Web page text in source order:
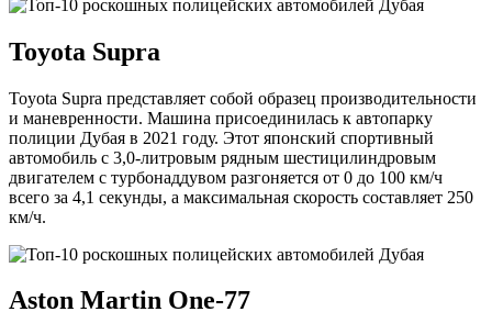
Toyota Supra
Toyota Supra представляет собой образец производительности
и маневренности. Машина присоединилась к автопарку
полиции Дубая в 2021 году. Этот японский спортивный
автомобиль с 3,0-литровым рядным шестицилиндровым
двигателем с турбонаддувом разгоняется от 0 до 100 км/ч
всего за 4,1 секунды, а максимальная скорость составляет 250
км/ч.
Aston Martin One-77